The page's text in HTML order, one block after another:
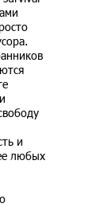
и
любых